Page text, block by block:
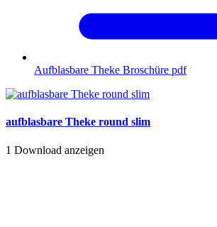
Aufblasbare Theke Broschüre pdf
aufblasbare Theke round slim
1 Download anzeigen